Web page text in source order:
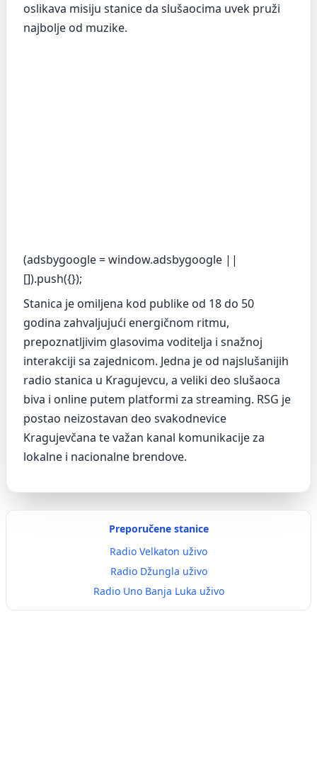
oslikava misiju stanice da slušaocima uvek pruži
najbolje od muzike.
(adsbygoogle = window.adsbygoogle ||
[]).push({});
Stanica je omiljena kod publike od 18 do 50
godina zahvaljujući energičnom ritmu,
prepoznatljivim glasovima voditelja i snažnoj
interakciji sa zajednicom. Jedna je od najslušanijih
radio stanica u Kragujevcu, a veliki deo slušaoca
biva i online putem platformi za streaming. RSG je
postao neizostavan deo svakodnevice
Kragujevčana te važan kanal komunikacije za
lokalne i nacionalne brendove.
Preporučene stanice
Radio Velkaton uživo
Radio Džungla uživo
Radio Uno Banja Luka uživo